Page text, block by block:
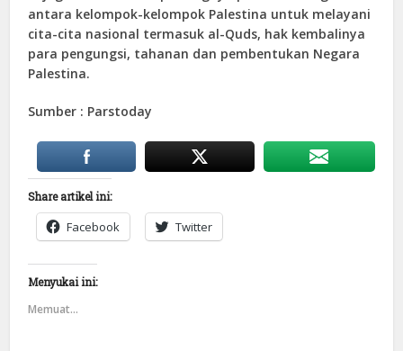
antara kelompok-kelompok Palestina untuk melayani
cita-cita nasional termasuk al-Quds, hak kembalinya
para pengungsi, tahanan dan pembentukan Negara
Palestina.
Sumber : Parstoday
Share artikel ini:
Facebook Twitter
Menyukai ini:
Memuat...